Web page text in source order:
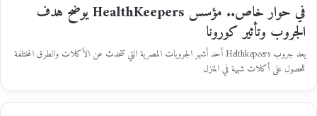
في حوار خاص.. مؤسس HealthKeepers يوضح هدف
الجروب وتأثير كورونا
يعد جروب Helthkepeers أحد أشهر الجروبات المصرية التي تتحدث عن الأكلات والطرق المختلفة
للحصول على أكلات شهية في المنزل